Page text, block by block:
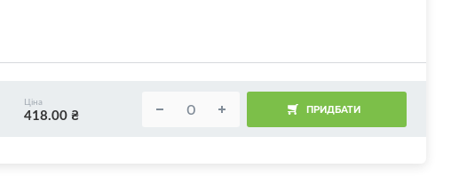
Ціна
418.00 ₴ ПРИДБАТИ